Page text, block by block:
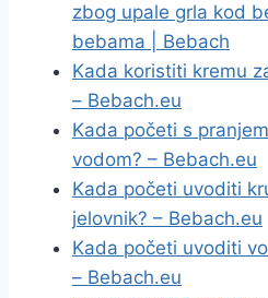
zbog upale grla kod
bebama | Bebach
Kada koristiti kremu
– Bebach.eu
Kada početi s
vodom? – Bebach.eu
Kada početi uvoditi
jelovnik? – Bebach.eu
Kada početi uvoditi
– Bebach.eu